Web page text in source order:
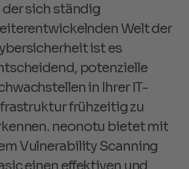
der sich ständig
Welt der
ist es
potenzielle
in Ihrer IT-
frühzeitig zu
neonotu bietet mit
Vulnerability Scanning
einen effektiven und